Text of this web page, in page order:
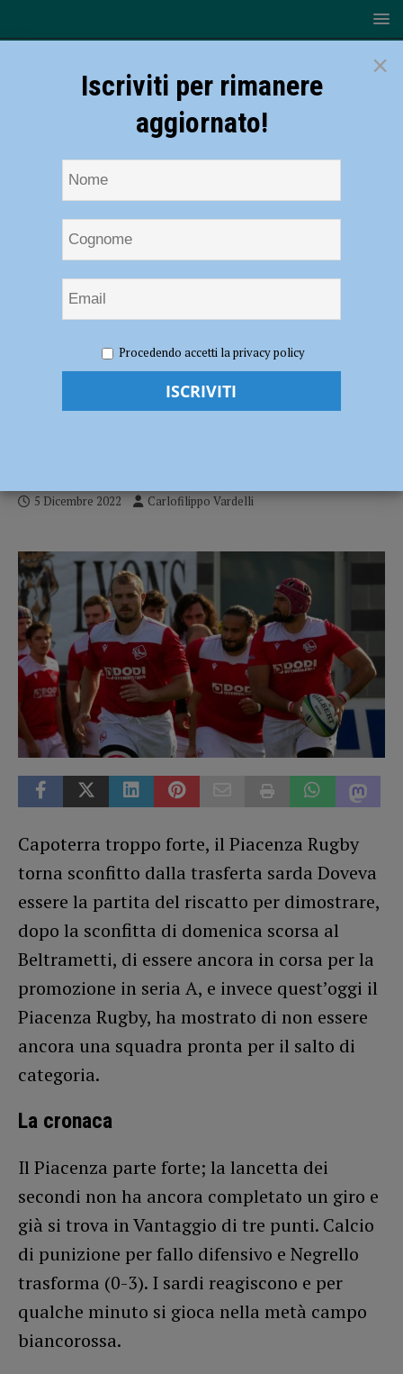
Piacenza torna sconfitto dalla trasferta sarda
Rugby, Serie B – Capoterra troppo forte,
5 Dicembre 2022 Carlofilippo Vardelli
Capoterra troppo forte, il Piacenza Rugby
torna sconfitto dalla trasferta sarda Doveva
essere la partita del riscatto per dimostrare,
dopo la sconfitta di domenica scorsa al
Beltrametti, di essere ancora in corsa per la
promozione in seria A, e invece quest’oggi il
Piacenza Rugby, ha mostrato di non essere
ancora una squadra pronta per il salto di
categoria.
La cronaca
Il Piacenza parte forte; la lancetta dei
secondi non ha ancora completato un giro e
già si trova in Vantaggio di tre punti. Calcio
di punizione per fallo difensivo e Negrello
trasforma (0-3). I sardi reagiscono e per
qualche minuto si gioca nella metà campo
biancorossa.
×
Iscriviti per rimanere
aggiornato!
Procedendo accetti la privacy policy